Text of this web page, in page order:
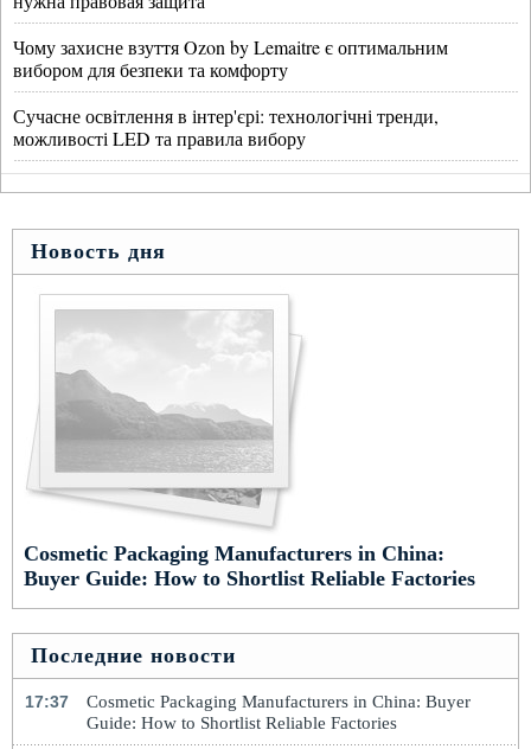
Чому захисне взуття Ozon by Lemaitre є оптимальним
вибором для безпеки та комфорту
Сучасне освітлення в інтер'єрі: технологічні тренди,
можливості LED та правила вибору
Новость дня
Cosmetic Packaging Manufacturers in China:
Buyer Guide: How to Shortlist Reliable Factories
Последние новости
17:37
Cosmetic Packaging Manufacturers in China: Buyer
Guide: How to Shortlist Reliable Factories